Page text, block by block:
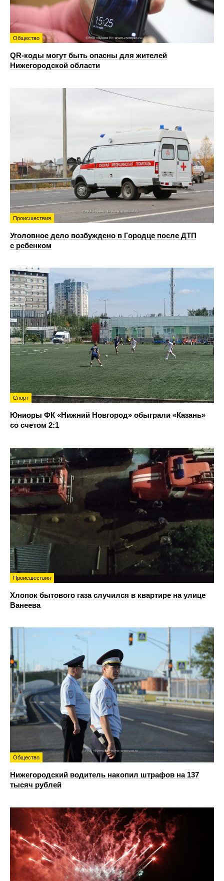
Общество
QR-коды могут быть опасны для жителей
Нижегородской области
Происшествия
Уголовное дело возбуждено в Городце после ДТП
с ребенком
Спорт
Юниоры ФК «Нижний Новгород» обыграли «Казань»
со счетом 2:1
Происшествия
Хлопок бытового газа случился в квартире на улице
Ванеева
Общество
Нижегородский водитель накопил штрафов на 137
тысяч рублей